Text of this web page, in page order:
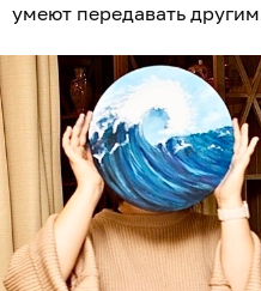
умеют передавать